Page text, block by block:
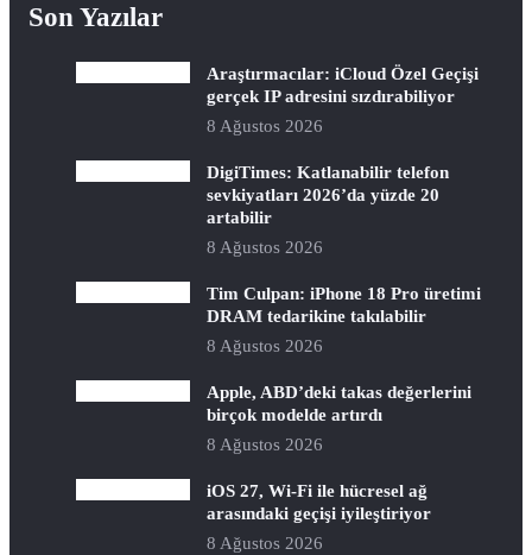
Son Yazılar
Araştırmacılar: iCloud Özel Geçişi
gerçek IP adresini sızdırabiliyor
8 Ağustos 2026
DigiTimes: Katlanabilir telefon
sevkiyatları 2026’da yüzde 20
artabilir
8 Ağustos 2026
Tim Culpan: iPhone 18 Pro üretimi
DRAM tedarikine takılabilir
8 Ağustos 2026
Apple, ABD’deki takas değerlerini
birçok modelde artırdı
8 Ağustos 2026
iOS 27, Wi-Fi ile hücresel ağ
arasındaki geçişi iyileştiriyor
8 Ağustos 2026